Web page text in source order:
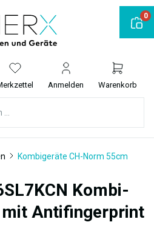
Anmelden Warenkorb
Kombigeräte CH-Norm 55cm
Kombi-
mit Antifingerprint
0